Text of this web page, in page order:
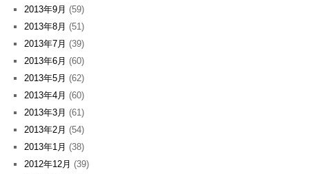
2013年9月 (59)
2013年8月 (51)
2013年7月 (39)
2013年6月 (60)
2013年5月 (62)
2013年4月 (60)
2013年3月 (61)
2013年2月 (54)
2013年1月 (38)
2012年12月 (39)